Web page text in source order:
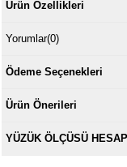
Ürün Özellikleri
Yorumlar(0)
Ödeme Seçenekleri
Ürün Önerileri
YÜZÜK ÖLÇÜSÜ